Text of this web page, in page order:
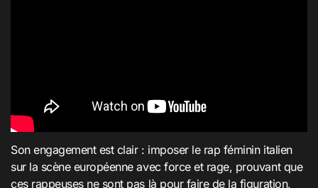
Son engagement est clair : imposer le rap féminin italien
sur la scène européenne avec force et rage, prouvant que
ces rappeuses ne sont pas là pour faire de la figuration,